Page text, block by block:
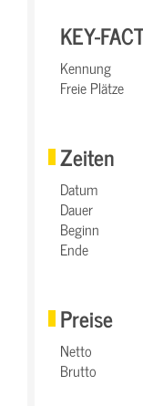
KEY-
Kennung
Freie Plätze
Zeiten
Datum
Dauer
Beginn
Ende
Preise
Netto
Brutto